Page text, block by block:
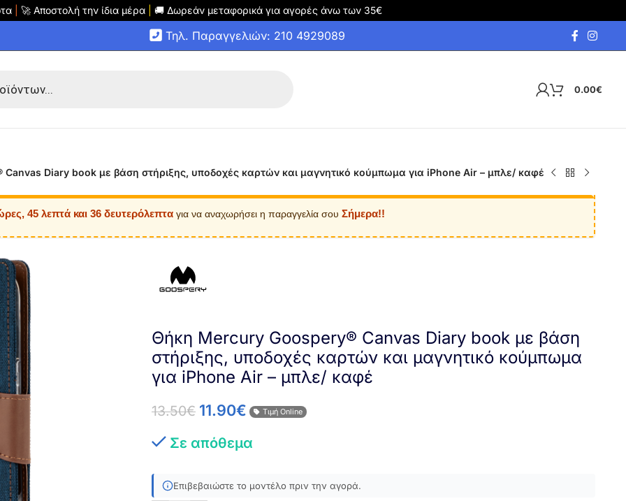
🚀 Αποστολή την ίδια μέρα 🚚 Δωρεάν μεταφορικά για αγορές άνω των 35€
Τηλ. Παραγγελιών: 210 4929089
0.00€
Diary book με βάση στήριξης, υποδοχές καρτών και μαγνητικό κούμπωμα για iPhone Air – μπλε/ καφέ
45 λεπτά και 35 δευτερόλεπταγια να αναχωρήσει η παραγγελία σου Σήμερα!!
Θήκη Mercury Goospery® Canvas Diary book με βάση
στήριξης, υποδοχές καρτών και μαγνητικό κούμπωμα
για iPhone Air – μπλε/ καφέ
13.50€ 11.90€ Τιμή Online
Σε απόθεμα
Επιβεβαιώστε το μοντέλο πριν την αγορά.